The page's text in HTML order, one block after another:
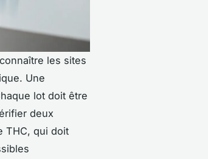
les sites
Une
lot doit être
deux
THC, qui doit